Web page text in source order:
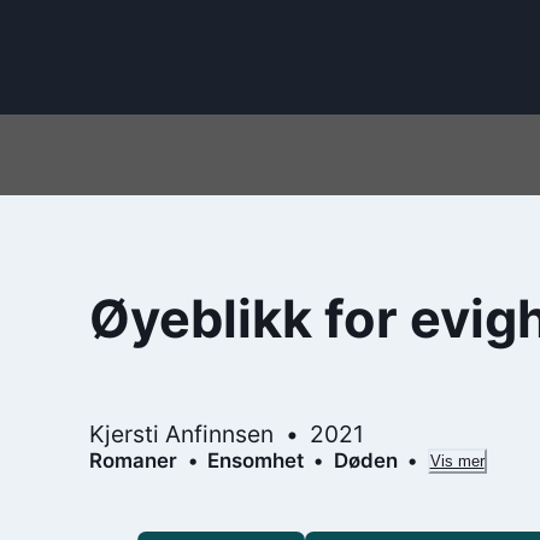
Øyeblikk for
Kjersti Anfinnsen 2021
Romaner Ensomhet Døden Vis mer